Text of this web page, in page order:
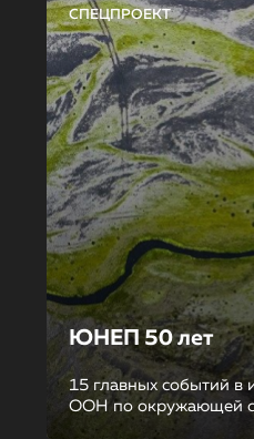
СПЕЦПРОЕКТ
ЮНЕП 50 лет
15 главных событий в
ООН по окружающей